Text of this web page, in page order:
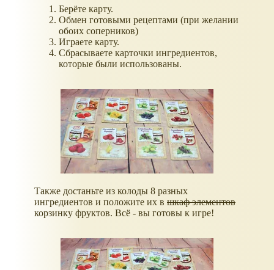
Берёте карту.
Обмен готовыми рецептами (при желании
обоих соперников)
Играете карту.
Сбрасываете карточки ингредиентов,
которые были использованы.
Также достаньте из колоды 8 разных
ингредиентов и положите их в шкаф элементов
корзинку фруктов. Всё - вы готовы к игре!